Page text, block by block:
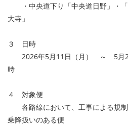
・中央道下り「中央道日野」・「
大寺」
３ 日時
2026年5月11日（月） ～ 5月
時
４ 対象便
各路線において、工事による規制
乗降扱いのある便